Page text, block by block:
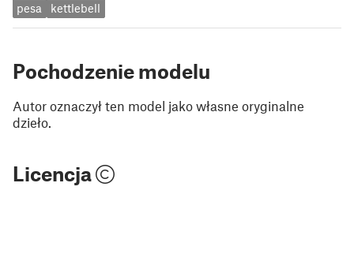
pesa kettlebell
Pochodzenie modelu
Autor oznaczył ten model jako własne oryginalne
dzieło.
Licencja